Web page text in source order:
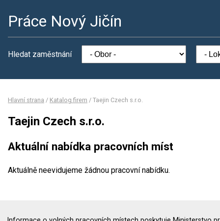
Práce Nový Jičín
Hledat zaměstnání
Hlavní strana / Katalog firem / Taejin Czech s.r.o.
Taejin Czech s.r.o.
Aktuální nabídka pracovních míst
Aktuálně neevidujeme žádnou pracovní nabídku.